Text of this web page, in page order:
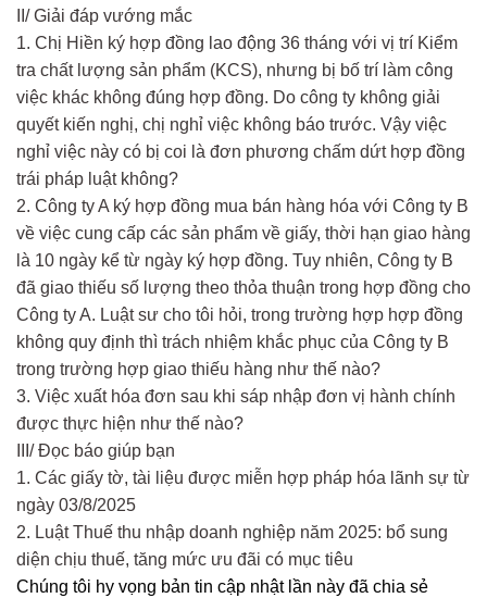
II/ Giải đáp vướng mắc
1. Chị Hiền ký hợp đồng lao động 36 tháng với vị trí Kiểm
tra chất lượng sản phẩm (KCS), nhưng bị bố trí làm công
việc khác không đúng hợp đồng. Do công ty không giải
quyết kiến nghị, chị nghỉ việc không báo trước. Vậy việc
nghỉ việc này có bị coi là đơn phương chấm dứt hợp đồng
trái pháp luật không?
2. Công ty A ký hợp đồng mua bán hàng hóa với Công ty B
về việc cung cấp các sản phẩm về giấy, thời hạn giao hàng
là 10 ngày kể từ ngày ký hợp đồng. Tuy nhiên, Công ty B
đã giao thiếu số lượng theo thỏa thuận trong hợp đồng cho
Công ty A. Luật sư cho tôi hỏi, trong trường hợp hợp đồng
không quy định thì trách nhiệm khắc phục của Công ty B
trong trường hợp giao thiếu hàng như thế nào?
3. Việc xuất hóa đơn sau khi sáp nhập đơn vị hành chính
được thực hiện như thế nào?
III/ Đọc báo giúp bạn
1. Các giấy tờ, tài liệu được miễn hợp pháp hóa lãnh sự từ
ngày 03/8/2025
2. Luật Thuế thu nhập doanh nghiệp năm 2025: bổ sung
diện chịu thuế, tăng mức ưu đãi có mục tiêu
Chúng tôi hy vọng bản tin cập nhật lần này đã chia sẻ